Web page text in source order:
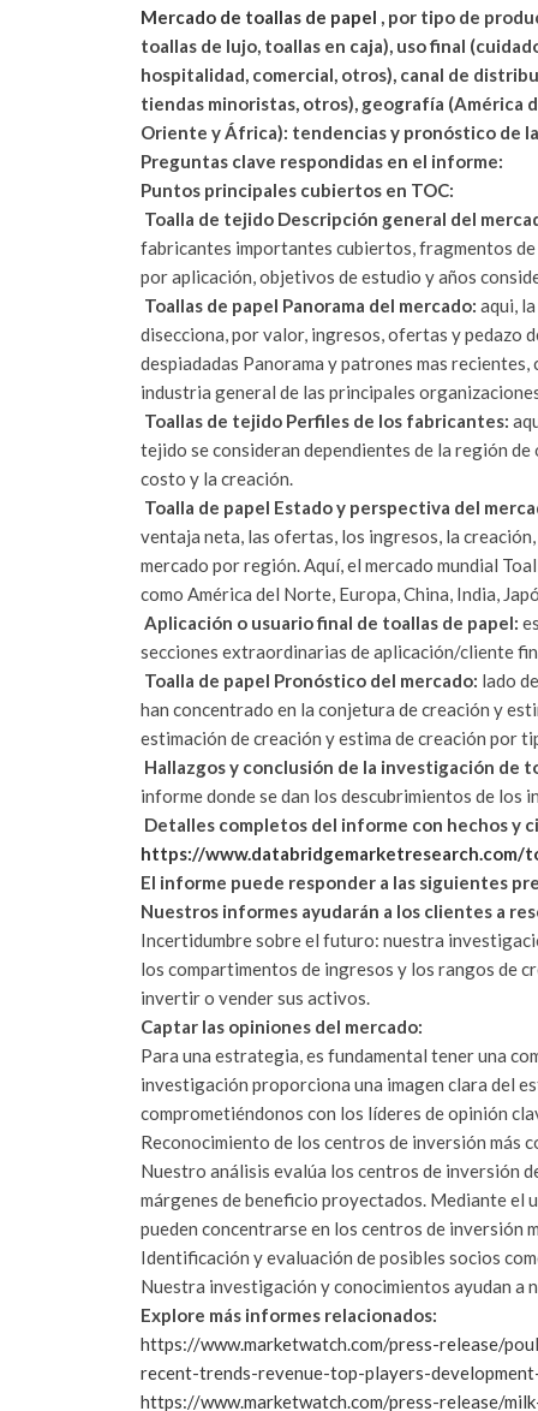
Mercado de toallas de papel , por tipo de
toallas de lujo, toallas en caja), uso final
hospitalidad, comercial, otros), canal de
tiendas minoristas, otros), geografía (América
Oriente y África): tendencias y pronóstico de
Preguntas clave respondidas en el informe:
Puntos principales cubiertos en TOC:
Toalla de tejido Descripción general del
fabricantes importantes cubiertos, fragmentos
por aplicación, objetivos de estudio y años
Toallas de papel Panorama del mercado: aqui,
disecciona, por valor, ingresos, ofertas y pedazo
despiadadas Panorama y patrones mas
industria general de las principales
Toallas de tejido Perfiles de los fabricantes:
tejido se consideran dependientes de la región
costo y la creación.
Toalla de papel Estado y perspectiva del
ventaja neta, las ofertas, los ingresos, la
mercado por región. Aquí, el mercado mundial
como América del Norte, Europa, China, India,
Aplicación o usuario final de toallas de papel:
secciones extraordinarias de aplicación/cliente
Toalla de papel Pronóstico del mercado: lado
han concentrado en la conjetura de creación y
estimación de creación y estima de creación por
Hallazgos y conclusión de la investigación de
informe donde se dan los descubrimientos de
Detalles completos del informe con hechos y
https://www.databridgemarketresearch.com/
El informe puede responder a las siguientes
Nuestros informes ayudarán a los clientes a
Incertidumbre sobre el futuro: nuestra
los compartimentos de ingresos y los rangos de
invertir o vender sus activos.
Captar las opiniones del mercado:
Para una estrategia, es fundamental tener una
investigación proporciona una imagen clara del
comprometiéndonos con los líderes de opinión
Reconocimiento de los centros de inversión más
Nuestro análisis evalúa los centros de inversión
márgenes de beneficio proyectados. Mediante el
pueden concentrarse en los centros de inversión
Identificación y evaluación de posibles socios
Nuestra investigación y conocimientos ayudan a
Explore más informes relacionados:
https://www.marketwatch.com/press-release/
recent-trends-revenue-top-players-
https://www.marketwatch.com/press-release/